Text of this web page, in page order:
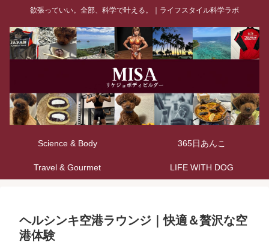
欲張っていい。全部、科学で叶える。｜ライフスタイル科学ラボ
Science & Body 365日あんこ
Travel & Gourmet LIFE WITH DOG
ヘルシンキ空港ラウンジ｜快適＆贅沢な空
港体験